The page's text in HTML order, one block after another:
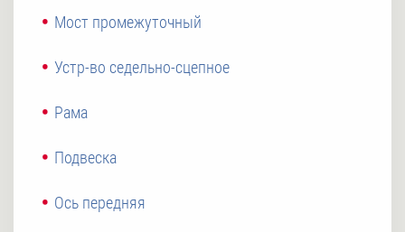
Мост промежуточный
Устр-во седельно-сцепное
Рама
Подвеска
Ось передняя